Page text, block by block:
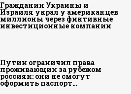
Гражданин Украины и
Израиля украл у американцев
миллионы через фиктивные
инвестиционные компании
Путин ограничил права
проживающих за рубежом
россиян: они не смогут
оформить паспорт…